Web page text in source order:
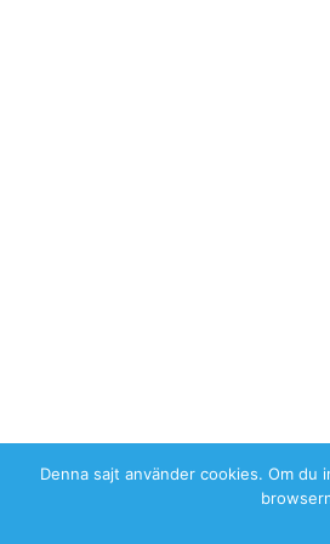
Denna sajt använder cookies. Om